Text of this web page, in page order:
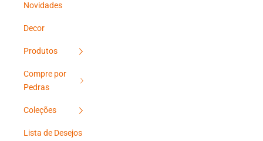
Novidades
Decor
Produtos
Compre por
Pedras
Coleções
Lista de Desejos